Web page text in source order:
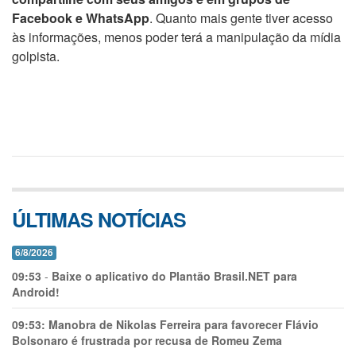
Facebook e WhatsApp. Quanto mais gente tiver acesso
às informações, menos poder terá a manipulação da mídia
golpista.
ÚLTIMAS NOTÍCIAS
6/8/2026
09:53 - Baixe o aplicativo do Plantão Brasil.NET para
Android!
09:53: Manobra de Nikolas Ferreira para favorecer Flávio
Bolsonaro é frustrada por recusa de Romeu Zema